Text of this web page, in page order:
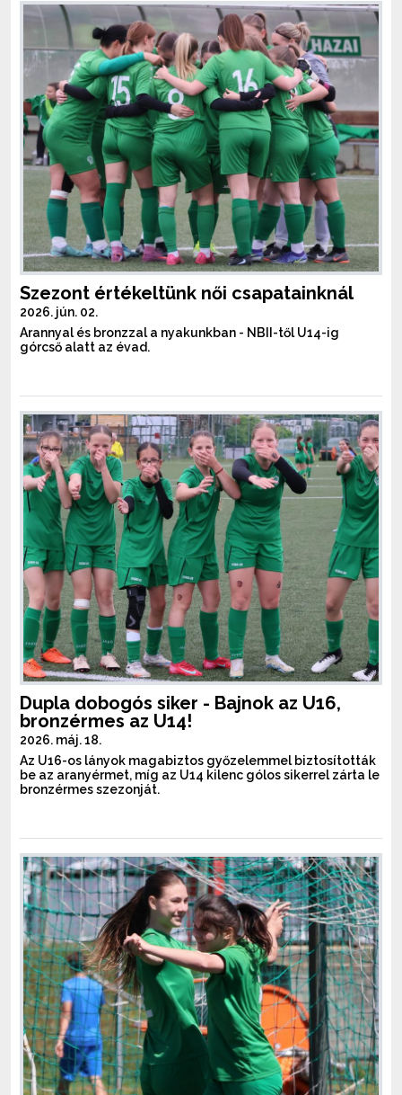
Szezont értékeltünk női csapatainknál
2026. jún. 02.
Arannyal és bronzzal a nyakunkban - NBII-től U14-ig
górcső alatt az évad.
Dupla dobogós siker - Bajnok az U16,
bronzérmes az U14!
2026. máj. 18.
Az U16-os lányok magabiztos győzelemmel biztosították
be az aranyérmet, míg az U14 kilenc gólos sikerrel zárta le
bronzérmes szezonját.